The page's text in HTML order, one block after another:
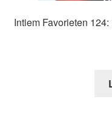
Intiem Favorieten